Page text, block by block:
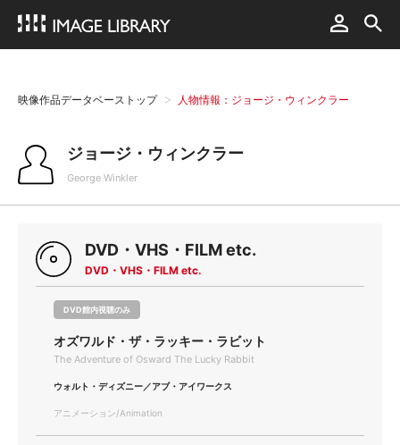
映像作品データベーストップ 人物情報：ジョージ・ウィンクラー
ジョージ・ウィンクラー
George Winkler
DVD・VHS・FILM etc.
DVD・VHS・FILM etc.
DVD館内視聴のみ
オズワルド・ザ・ラッキー・ラビット
The Adventure of Osward The Lucky Rabbit
ウォルト・ディズニー／アブ・アイワークス
アニメーション/Animation